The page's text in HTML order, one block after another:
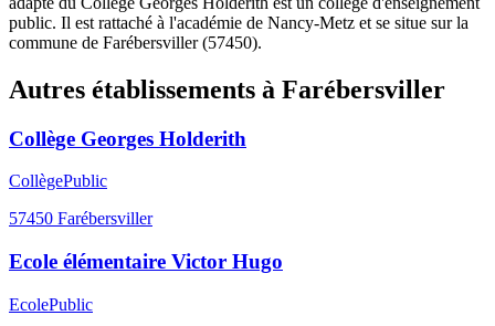
public. Il est rattaché à l'académie de Nancy-Metz et se situe sur la
commune de Farébersviller (57450).
Autres établissements à Farébersviller
Collège Georges Holderith
CollègePublic
57450 Farébersviller
Ecole élémentaire Victor Hugo
EcolePublic